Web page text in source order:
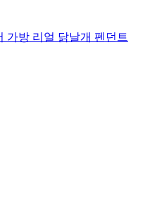
가방 리얼 닭날개 펜던트